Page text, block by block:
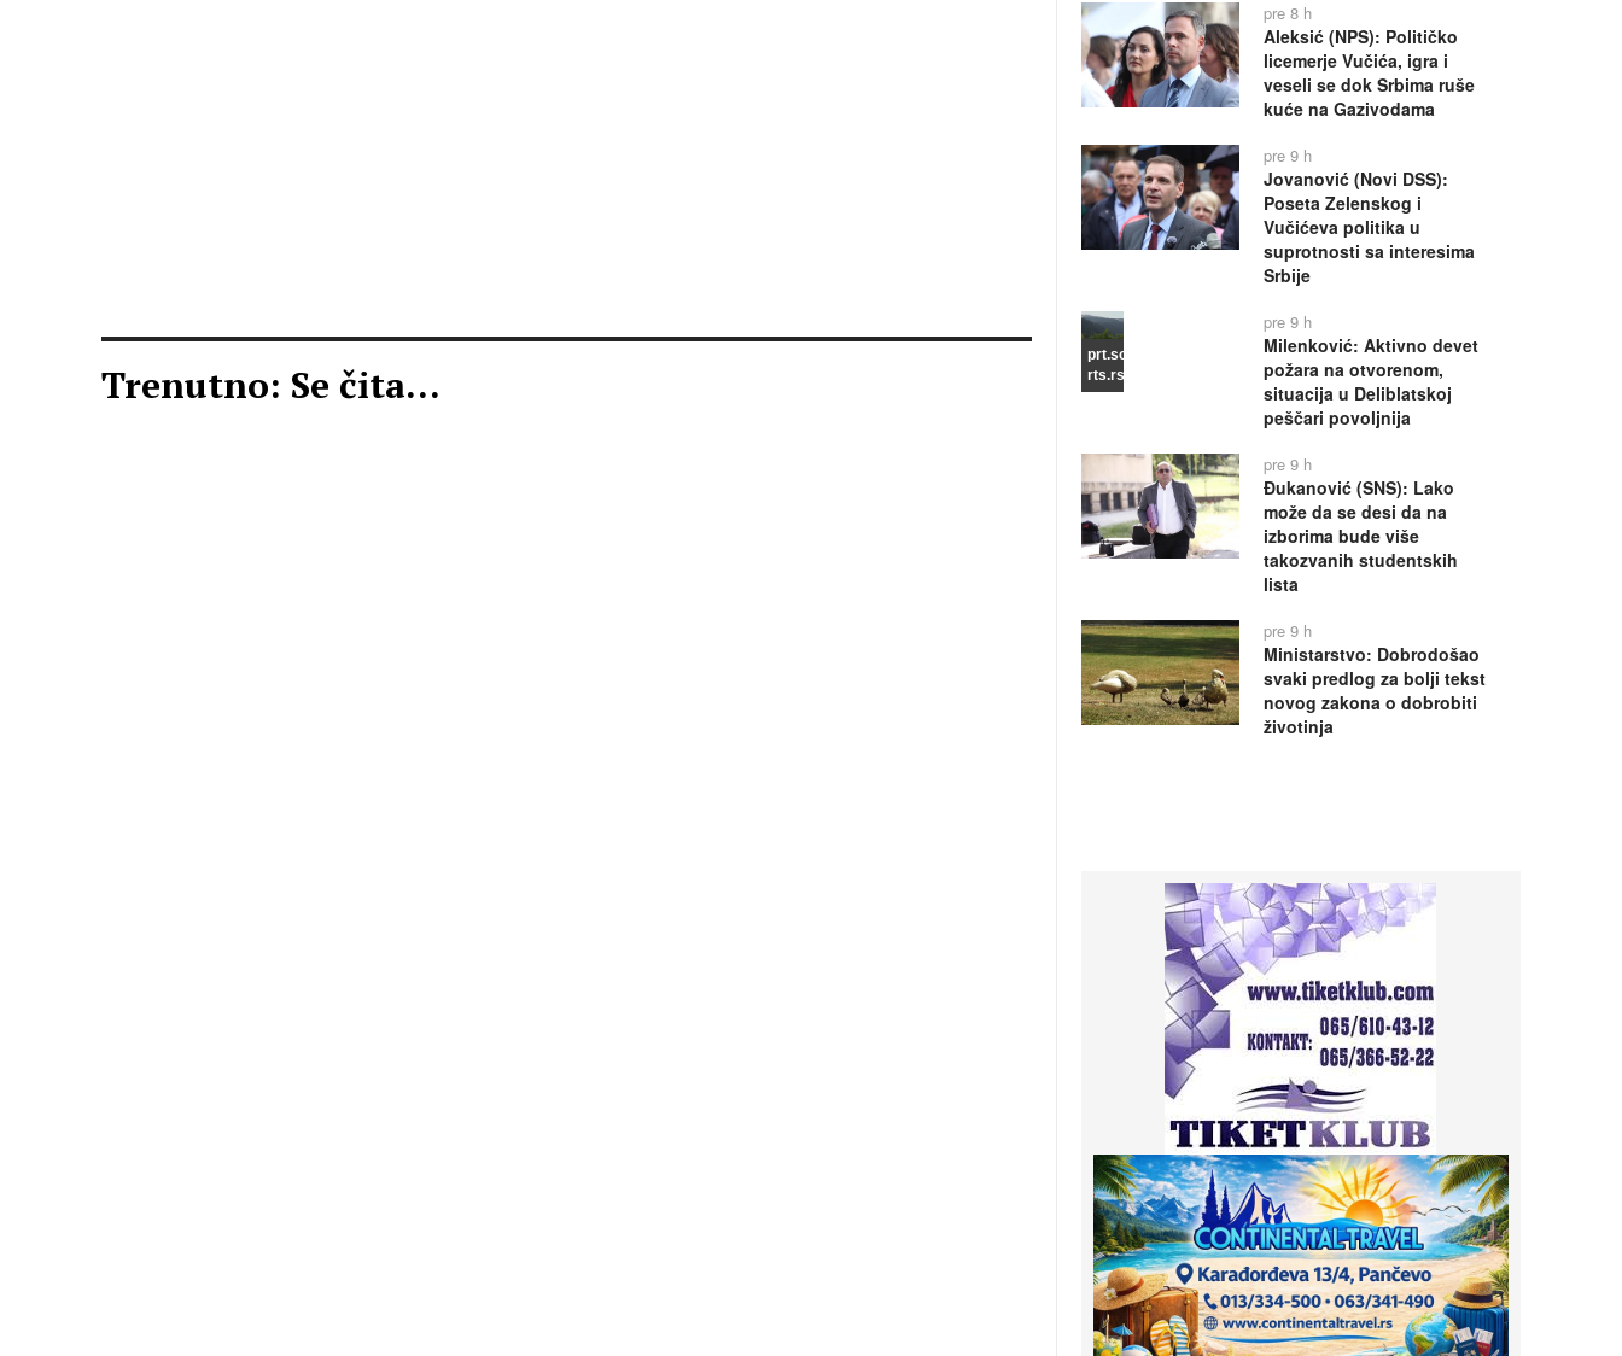
Trenutno: Se čita...
pre 8 h
Aleksić (NPS): Političko
licemerje Vučića, igra i
veseli se dok Srbima ruše
kuće na Gazivodama
pre 9 h
Jovanović (Novi DSS):
Poseta Zelenskog i
Vučićeva politika u
suprotnosti sa interesima
Srbije
prt.scr
rts.rs
pre 9 h
Milenković: Aktivno devet
požara na otvorenom,
situacija u Deliblatskoj
peščari povoljnija
pre 9 h
Đukanović (SNS): Lako
može da se desi da na
izborima bude više
takozvanih studentskih
lista
pre 9 h
Ministarstvo: Dobrodošao
svaki predlog za bolji tekst
novog zakona o dobrobiti
životinja